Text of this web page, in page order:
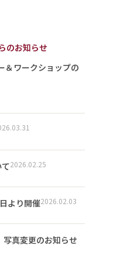
のお知らせ
ワークショップの
2026.02.25
より開催2026.02.03
写真変更のお知らせ